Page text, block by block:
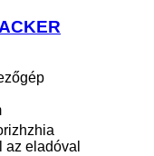
az eladóval